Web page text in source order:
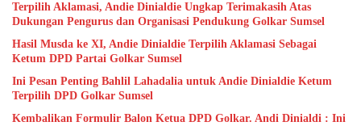
Terpilih Aklamasi, Andie Dinialdie Ungkap Terimakasih Atas
Dukungan Pengurus dan Organisasi Pendukung Golkar Sumsel
Hasil Musda ke XI, Andie Dinialdie Terpilih Aklamasi Sebagai
Ketum DPD Partai Golkar Sumsel
Ini Pesan Penting Bahlil Lahadalia untuk Andie Dinialdie Ketum
Terpilih DPD Golkar Sumsel
Kembalikan Formulir Balon Ketua DPD Golkar. Andi Dinialdi : Ini